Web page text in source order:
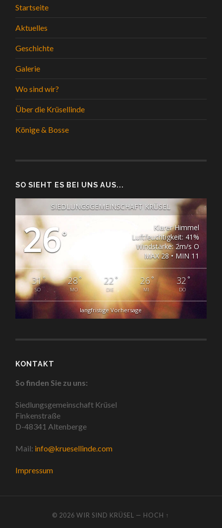
Startseite
Aktuelles
Geschichte
Galerie
Wo sind wir?
Über die Krüsellinde
Könige & Bosse
SO SIEHT ES BEI UNS AUS...
SIEDLUNGSGEMEINSCHAFT KRÜSEL
26°
Klarer Himmel
Luftfeuchtigkeit: 41%
Windstärke: 2m/s O
MAX 28 • MIN 11
31°
SO
28°
MO
22 °
DIE
26°
MI
32 °
DO
langfristige Vorhersage
KONTAKT
So finden Sie zu uns:
Siedlungsgemeinschaft Krüsel
Finkenstraße
D-48341 Altenberge
Mail: info@kruesellinde.com
Impressum
© 2026WIR SIND KRÜSEL — HOCH ↑